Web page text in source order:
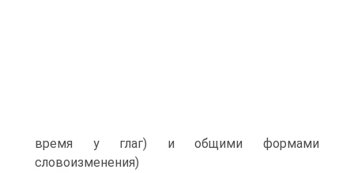
время у глаг) и общими формами
словоизменения)